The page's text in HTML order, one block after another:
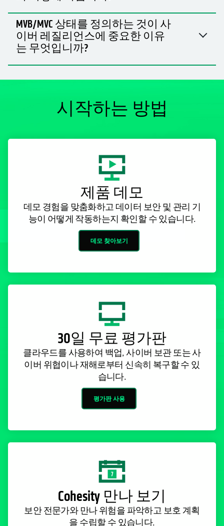
MVB/MVC 상태를 정의하는 것이 사
이버 레질리언스에 중요한 이유
는 무엇입니까?
시작하는 방법
제품 데모
데모 경험을 맞춤화하고 데이터 보안 및 관리 기
능이 어떻게 작동하는지 확인할 수 있습니다.
데모 찾아보기
30일 무료 평가판
클라우드를 사용하여 백업, 사이버 보관 또는 사
이버 위협이나 재해로부터 신속히 복구할 수 있
습니다.
평가판 사용
Cohesity 만나 보기
보안 전문가와 만나 위험을 파악하고 보호 계획
을 수립할 수 있습니다.